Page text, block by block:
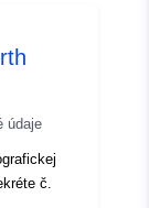
údaje
č.